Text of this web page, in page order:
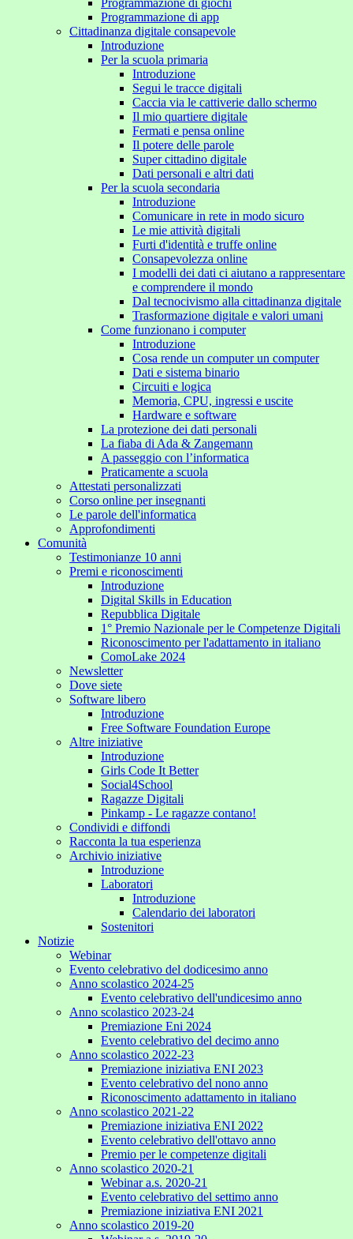
Programmazione di giochi
Programmazione di app
Cittadinanza digitale consapevole
Introduzione
Per la scuola primaria
Introduzione
Segui le tracce digitali
Caccia via le cattiverie dallo schermo
Il mio quartiere digitale
Fermati e pensa online
Il potere delle parole
Super cittadino digitale
Dati personali e altri dati
Per la scuola secondaria
Introduzione
Comunicare in rete in modo sicuro
Le mie attività digitali
Furti d'identità e truffe online
Consapevolezza online
I modelli dei dati ci aiutano a rappresentare
e comprendere il mondo
Dal tecnocivismo alla cittadinanza digitale
Trasformazione digitale e valori umani
Come funzionano i computer
Introduzione
Cosa rende un computer un computer
Dati e sistema binario
Circuiti e logica
Memoria, CPU, ingressi e uscite
Hardware e software
La protezione dei dati personali
La fiaba di Ada & Zangemann
A passeggio con l’informatica
Praticamente a scuola
Attestati personalizzati
Corso online per insegnanti
Le parole dell'informatica
Approfondimenti
Comunità
Testimonianze 10 anni
Premi e riconoscimenti
Introduzione
Digital Skills in Education
Repubblica Digitale
1° Premio Nazionale per le Competenze Digitali
Riconoscimento per l'adattamento in italiano
ComoLake 2024
Newsletter
Dove siete
Software libero
Introduzione
Free Software Foundation Europe
Altre iniziative
Introduzione
Girls Code It Better
Social4School
Ragazze Digitali
Pinkamp - Le ragazze contano!
Condividi e diffondi
Racconta la tua esperienza
Archivio iniziative
Introduzione
Laboratori
Introduzione
Calendario dei laboratori
Sostenitori
Notizie
Webinar
Evento celebrativo del dodicesimo anno
Anno scolastico 2024-25
Evento celebrativo dell'undicesimo anno
Anno scolastico 2023-24
Premiazione Eni 2024
Evento celebrativo del decimo anno
Anno scolastico 2022-23
Premiazione iniziativa ENI 2023
Evento celebrativo del nono anno
Riconoscimento adattamento in italiano
Anno scolastico 2021-22
Premiazione iniziativa ENI 2022
Evento celebrativo dell'ottavo anno
Premio per le competenze digitali
Anno scolastico 2020-21
Webinar a.s. 2020-21
Evento celebrativo del settimo anno
Premiazione iniziativa ENI 2021
Anno scolastico 2019-20